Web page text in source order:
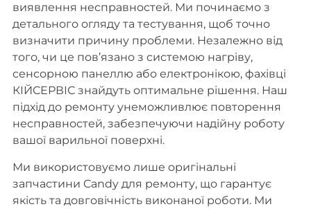
виявлення несправностей. Ми починаємо з
детального огляду та тестування, щоб точно
визначити причину проблеми. Незалежно від
того, чи це пов’язано з системою нагріву,
сенсорною панеллю або електронікою, фахівці
КІЙСЕРВІС знайдуть оптимальне рішення. Наш
підхід до ремонту унеможливлює повторення
несправностей, забезпечуючи надійну роботу
вашої варильної поверхні.
Ми використовуємо лише оригінальні
запчастини Candy для ремонту, що гарантує
якість та довговічність виконаної роботи. Ми